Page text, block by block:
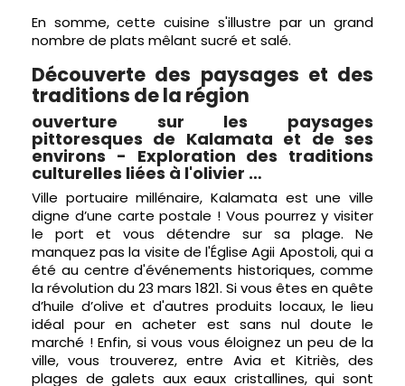
En somme, cette cuisine s'illustre par un grand
nombre de plats mêlant sucré et salé.
Découverte des paysages et des
traditions de la région
ouverture sur les paysages
pittoresques de Kalamata et de ses
environs - Exploration des traditions
culturelles liées à l'olivier …
Ville portuaire millénaire, Kalamata est une ville
digne d’une carte postale ! Vous pourrez y visiter
le port et vous détendre sur sa plage. Ne
manquez pas la visite de l'Église Agii Apostoli, qui a
été au centre d'événements historiques, comme
la révolution du 23 mars 1821. Si vous êtes en quête
d’huile d’olive et d'autres produits locaux, le lieu
idéal pour en acheter est sans nul doute le
marché ! Enfin, si vous vous éloignez un peu de la
ville, vous trouverez, entre Avia et Kitriès, des
plages de galets aux eaux cristallines, qui sont